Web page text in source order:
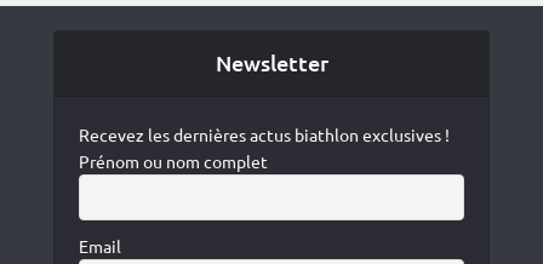
Newsletter
Recevez les dernières actus biathlon exclusives !
Prénom ou nom complet
Email